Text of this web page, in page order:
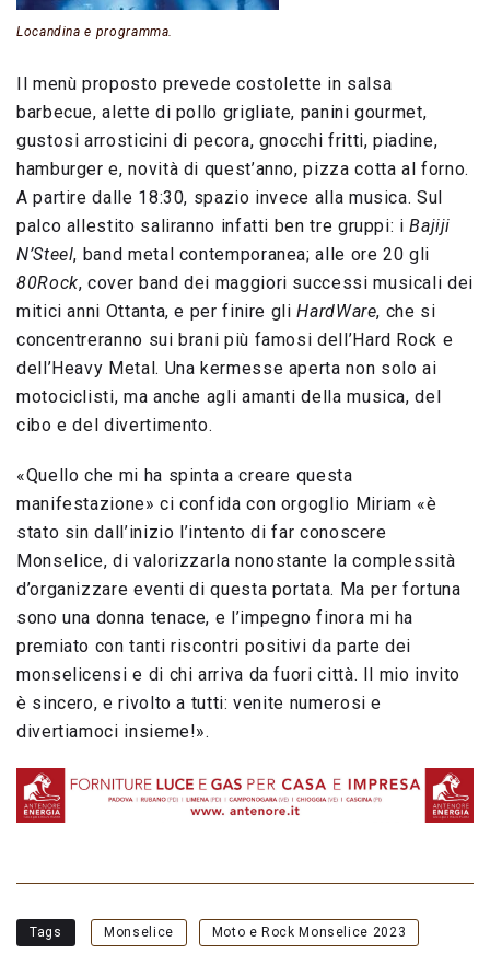
Locandina e programma.
Il menù proposto prevede costolette in salsa
barbecue, alette di pollo grigliate, panini gourmet,
gustosi arrosticini di pecora, gnocchi fritti, piadine,
hamburger e, novità di quest’anno, pizza cotta al forno.
A partire dalle 18:30, spazio invece alla musica. Sul
palco allestito saliranno infatti ben tre gruppi: iBajiji
N’Steel, band metal contemporanea; alle ore 20 gli
80Rock, cover band dei maggiori successi musicali dei
mitici anni Ottanta, e per finire gliHardWare, che si
concentreranno sui brani più famosi dell’Hard Rock e
dell’Heavy Metal. Una kermesse aperta non solo ai
motociclisti, ma anche agli amanti della musica, del
cibo e del divertimento.
«Quello che mi ha spinta a creare questa
manifestazione» ci confida con orgoglio Miriam «è
stato sin dall’inizio l’intento di far conoscere
Monselice, di valorizzarla nonostante la complessità
d’organizzare eventi di questa portata. Ma per fortuna
sono una donna tenace, e l’impegno finora mi ha
premiato con tanti riscontri positivi da parte dei
monselicensi e di chi arriva da fuori città. Il mio invito
è sincero, e rivolto a tutti: venite numerosi e
divertiamoci insieme!».
Tags Monselice Moto e Rock Monselice 2023